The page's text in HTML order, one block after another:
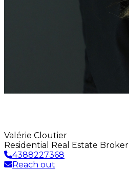
Valérie Cloutier
Residential Real Estate Broker
4388227368
Reach out